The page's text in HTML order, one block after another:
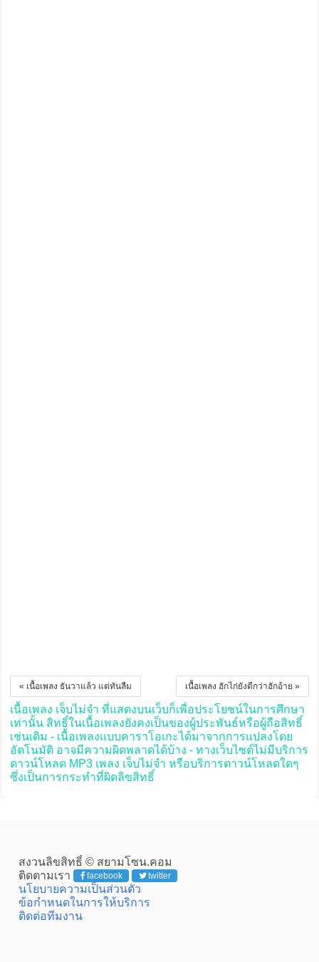
เนื้อเพลง ฮักไก่ยังดีกว่าฮักอ้าย »
« เนื้อเพลง ธันวาแล้ว แต่ทันลืม
เนื้อเพลง เจ็บไม่จำ ที่แสดงบนเว็บก็เพื่อประโยชน์ในการศึกษา
เท่านั้น สิทธิ์ในเนื้อเพลงยังคงเป็นของผู้ประพันธ์หรือผู้ถือสิทธิ์
เช่นเดิม - เนื้อเพลงแบบคาราโอเกะได้มาจากการแปลงโดย
อัตโนมัติ อาจมีความผิดพลาดได้บ้าง - ทางเว็บไซต์ไม่มีบริการ
ดาวน์โหลด MP3 เพลง เจ็บไม่จำ หรือบริการดาวน์โหลดใดๆ
ซึ่งเป็นการกระทำที่ผิดลิขสิทธิ์
สงวนลิขสิทธิ์ © สยามโซน.คอม
ติดตามเรา
facebook twitter
นโยบายความเป็นส่วนตัว
ข้อกำหนดในการให้บริการ
ติดต่อทีมงาน